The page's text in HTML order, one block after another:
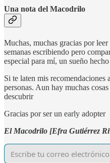
Una nota del Macodrilo
Muchas, muchas gracias por
semanas escribiendo pero
especial para mí, un sueño
Si te laten mis recomendaciones
personas. Aun hay muchas
descubrir
Gracias por ser un early adopter
El Macodrilo [Efra Gutiérrez